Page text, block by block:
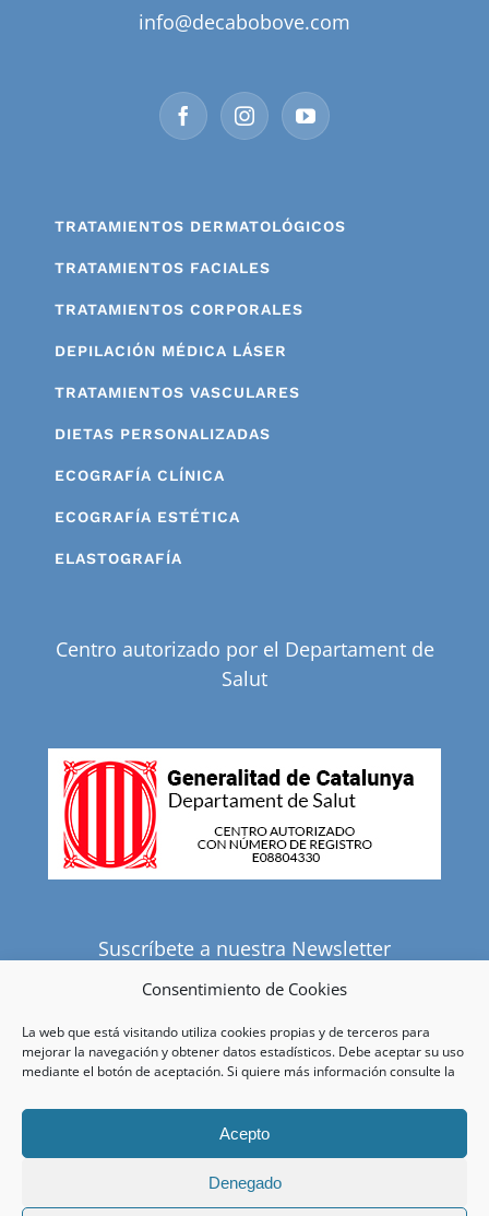
Consentimiento de Cookies
La web que está visitando utiliza cookies propias y de terceros para
mejorar la navegación y obtener datos estadísticos. Debe aceptar su uso
mediante el botón de aceptación. Si quiere más información consulte la
Acepto
Denegado
info@decabobove.com
TRATAMIENTOS DERMATOLÓGICOS
TRATAMIENTOS FACIALES
TRATAMIENTOS CORPORALES
DEPILACIÓN MÉDICA LÁSER
TRATAMIENTOS VASCULARES
DIETAS PERSONALIZADAS
ECOGRAFÍA CLÍNICA
ECOGRAFÍA ESTÉTICA
ELASTOGRAFÍA
Centro autorizado por el Departament de
Salut
Suscríbete a nuestra Newsletter
He leído y acepto la política de privacidad.